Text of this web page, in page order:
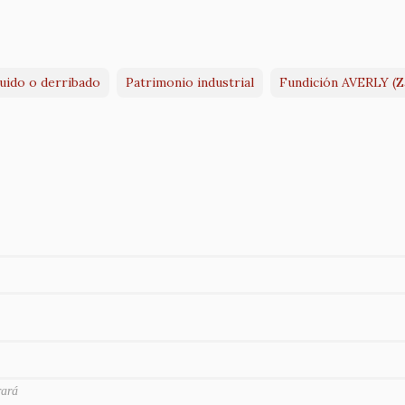
o derribado Patrimonio industrial Fundición AVERLY